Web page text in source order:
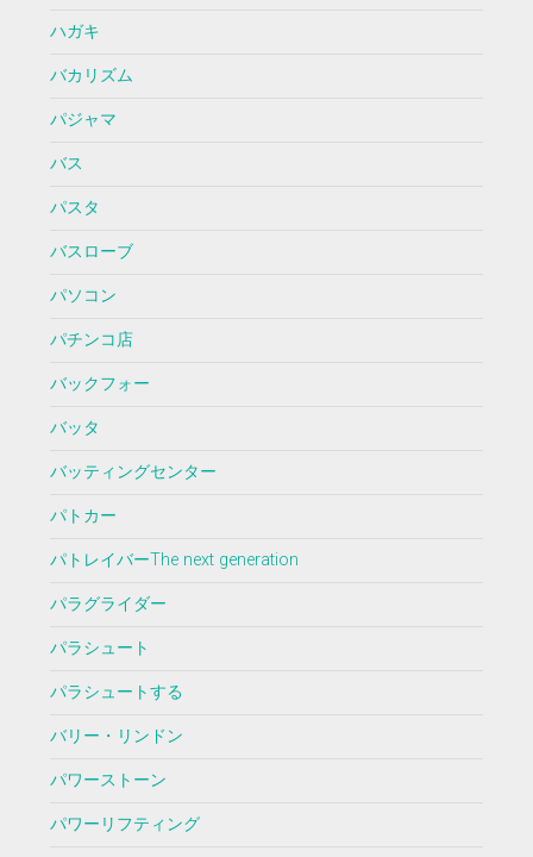
ハガキ
バカリズム
パジャマ
バス
パスタ
バスローブ
パソコン
パチンコ店
バックフォー
バッタ
バッティングセンター
パトカー
パトレイバーThe next generation
パラグライダー
パラシュート
パラシュートする
バリー・リンドン
パワーストーン
パワーリフティング